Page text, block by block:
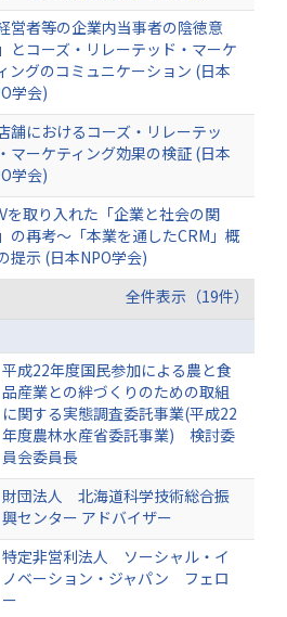
経営者等の企業内当事者の陰徳意
とコーズ・リレーテッド・マーケ
ングのコミュニケーション (日本
学会)
舗におけるコーズ・リレーテッ
マーケティング効果の検証 (日本
学会)
を取り入れた「企業と社会の関
の再考～「本業を通したCRM」概
提示 (日本NPO学会)
全件表示（19件）
平成22年度国民参加による農と食
品産業との絆づくりのための取組
に関する実態調査委託事業(平成22
年度農林水産省委託事業) 検討委
員会委員長
財団法人 北海道科学技術総合振
興センター アドバイザー
特定非営利法人 ソーシャル・イ
ノベーション・ジャパン フェロ
ー